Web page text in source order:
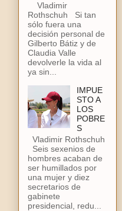
Vladimir
Rothschuh Si tan
sólo fuera una
decisión personal de
Gilberto Bátiz y de
Claudia Valle
devolverle la vida al
ya sin...
IMPUE
STO A
LOS
POBRE
S
Vladimir Rothschuh
Seis sexenios de
hombres acaban de
ser humillados por
una mujer y diez
secretarios de
gabinete
presidencial, redu...